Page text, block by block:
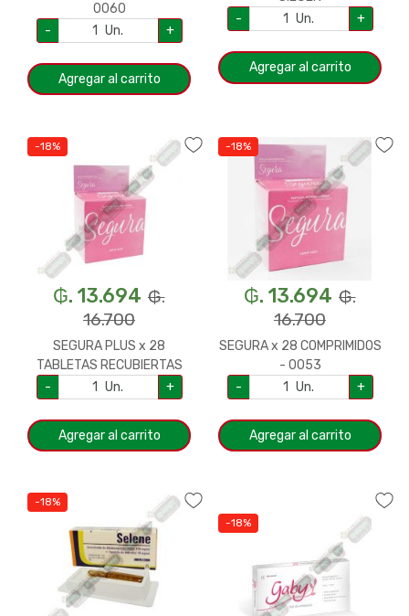
0060
-
Un. +
Agregar al carrito
-
Un. +
Agregar al carrito
-18%
₲. 13.694 ₲.
16.700
SEGURA PLUS x 28
TABLETAS RECUBIERTAS
-0091
- Un. +
Agregar al carrito
-18%
₲. 13.694 ₲.
16.700
SEGURA x 28 COMPRIMIDOS
- 0053
-
Un. +
Agregar al carrito
-18%
-18%